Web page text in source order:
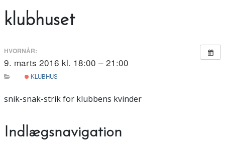
klubhuset
HVORNÅR:
9. marts 2016 kl. 18:00 – 21:00
KLUBHUS
snik-snak-strik for klubbens kvinder
Indlægsnavigation